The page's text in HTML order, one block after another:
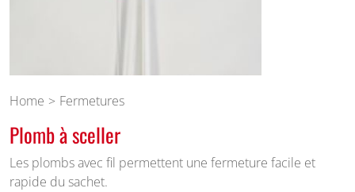
Home Fermetures
Plomb à sceller
Les plombs avec fil permettent une fermeture facile et
rapide du sachet.